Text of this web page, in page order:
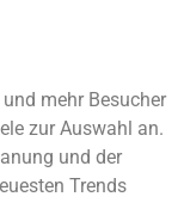
mehr Besucher
zur Auswahl an.
und der
Trends